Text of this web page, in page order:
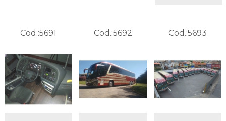
Cod.:5691 Cod.:5692 Cod.:5693